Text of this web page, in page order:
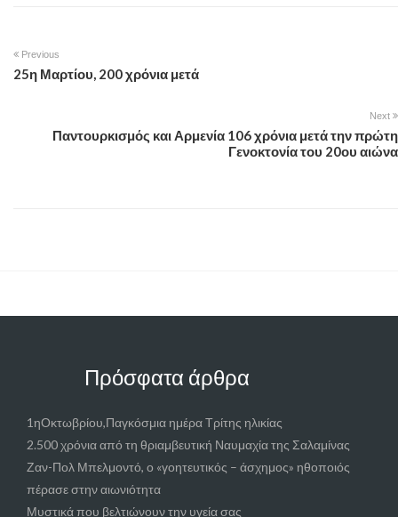
Previous
25η Μαρτίου, 200 χρόνια μετά
Next
Παντουρκισμός και Αρμενία 106 χρόνια μετά την πρώτη
Γενοκτονία του 20ου αιώνα
Πρόσφατα άρθρα
1ηΟκτωβρίου,Παγκόσμια ημέρα Τρίτης ηλικίας
2.500 χρόνια από τη θριαμβευτική Ναυμαχία της Σαλαμίνας
Ζαν-Πολ Μπελμοντό, ο «γοητευτικός – άσχημος» ηθοποιός
πέρασε στην αιωνιότητα
Μυστικά που βελτιώνουν την υγεία σας